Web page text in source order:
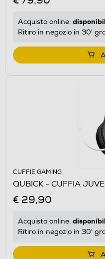
Acquisto online:
Ritiro in negozio in 30'
CUFFIE GAMING
QUBICK - CUFFIA
€ 29,90
Acquisto online:
Ritiro in negozio in 30'